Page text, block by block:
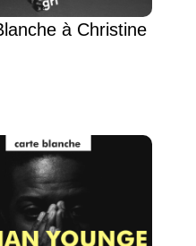
à Christine